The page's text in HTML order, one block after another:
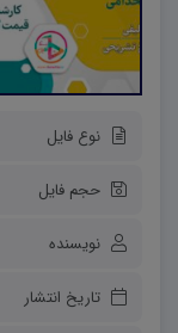
نوع فایل
حجم فایل
نویسنده
تاریخ انتشار